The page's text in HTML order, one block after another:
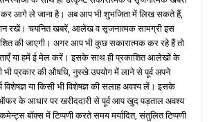
कर आगे ले जाना है। अब आप भी शुभजिता में लिख सकते हैं,
रखें। चयनित खबरें, आलेख व सृजनात्मक सामग्री इस
की जाएगी। अगर आप भी कुछ सकारात्मक कर रहे हैं तो
या हमें ई मेल करें। इसके साथ ही प्रकाशित आलेखों के
भी प्रकार की औषधि, नुस्खे उपयोग में लाने से पूर्व अपने
विशेषज्ञ या किसी भी विशेषज्ञ की सलाह अवश्य लें। इसके
ऑफर के आधार पर खरीददारी से पूर्व आप खुद पड़ताल अवश्य
बॉक्स में टिप्पणी करते समय मर्यादित, संतुलित टिप्पणी